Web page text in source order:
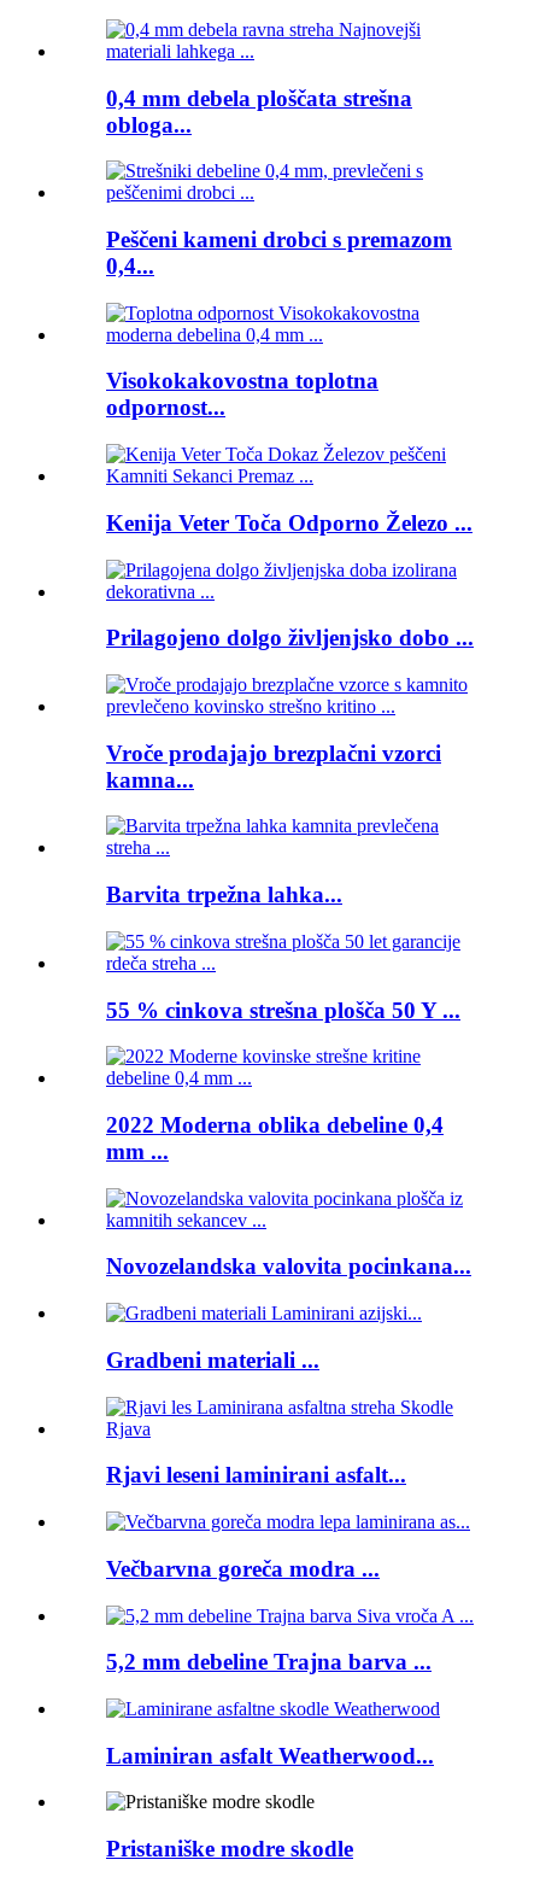
0,4 mm debela ploščata strešna
obloga...
Peščeni kameni drobci s premazom
0,4...
Visokokakovostna toplotna
odpornost...
Kenija Veter Toča Odporno Železo ...
Prilagojeno dolgo življenjsko dobo ...
Vroče prodajajo brezplačni vzorci
kamna...
Barvita trpežna lahka...
55 % cinkova strešna plošča 50 Y ...
2022 Moderna oblika debeline 0,4
mm ...
Novozelandska valovita pocinkana...
Gradbeni materiali ...
Rjavi leseni laminirani asfalt...
Večbarvna goreča modra ...
5,2 mm debeline Trajna barva ...
Laminiran asfalt Weatherwood...
Pristaniške modre skodle